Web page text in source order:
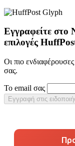
Εγγραφείτε στο
επιλογές
Οι πιο
σας.
Το email σας
Εγγραφή στις